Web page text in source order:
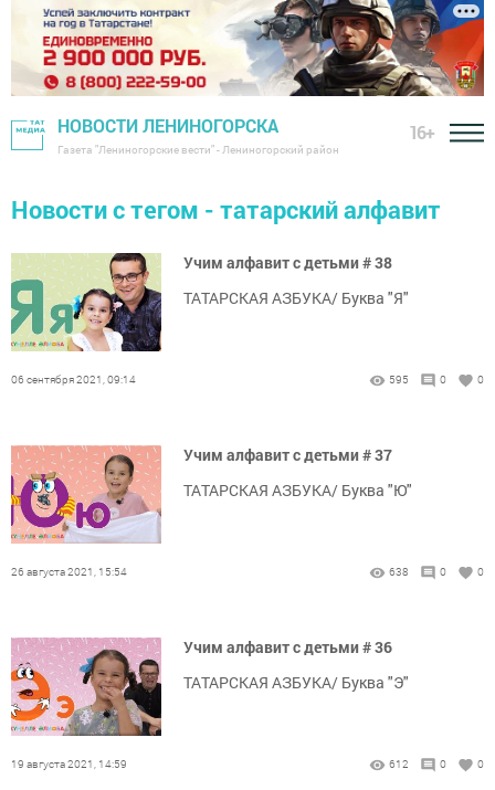
НОВОСТИ ЛЕНИНОГОРСКА
Газета "Лениногорские вести" - Лениногорский район
16+
Новости с тегом - татарский алфавит
Учим алфавит с детьми # 38
ТАТАРСКАЯ АЗБУКА/ Буква "Я"
06 сентября 2021, 09:14 595 0 0
Учим алфавит с детьми # 37
ТАТАРСКАЯ АЗБУКА/ Буква "Ю"
26 августа 2021, 15:54 638 0 0
Учим алфавит с детьми # 36
ТАТАРСКАЯ АЗБУКА/ Буква "Э"
19 августа 2021, 14:59 612 0 0